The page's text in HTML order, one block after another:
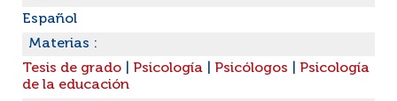
Español
Materias :
Tesis de grado
Psicología Psicólogos
Psicología
de la educación